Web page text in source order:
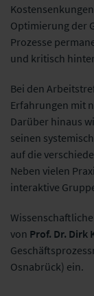
Optimierung der
Prozesse
und kritisch
Bei den
Erfahrungen mit
Darüber hinaus
seinen
auf die
Neben vielen
interaktive
von Prof. Dr. Dirk
Osnabrück) ein.